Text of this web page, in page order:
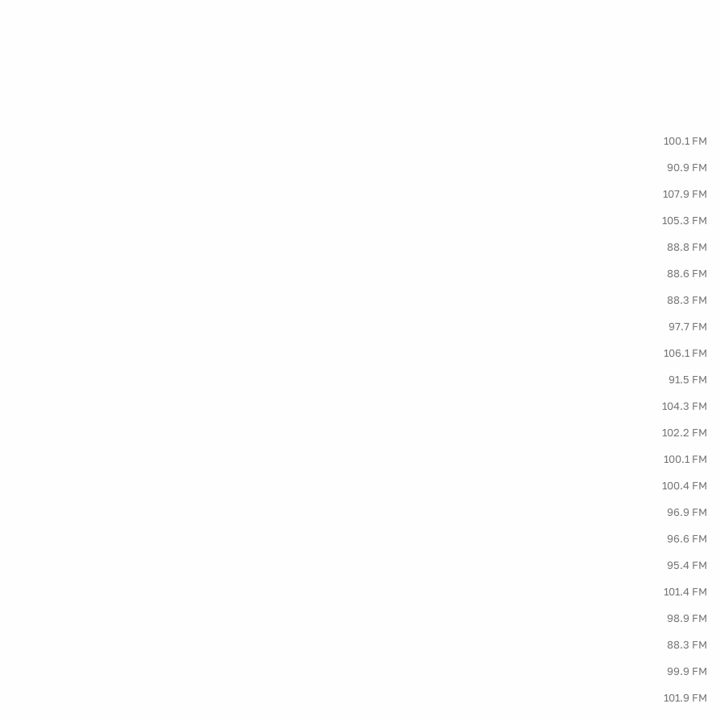
100.1 FM
90.9 FM
107.9 FM
105.3 FM
88.8 FM
88.6 FM
88.3 FM
97.7 FM
106.1 FM
91.5 FM
104.3 FM
102.2 FM
100.1 FM
100.4 FM
96.9 FM
96.6 FM
95.4 FM
101.4 FM
98.9 FM
88.3 FM
99.9 FM
101.9 FM